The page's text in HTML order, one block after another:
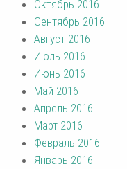
Октябрь 2016
Сентябрь 2016
Август 2016
Июль 2016
Июнь 2016
Май 2016
Апрель 2016
Март 2016
Февраль 2016
Январь 2016